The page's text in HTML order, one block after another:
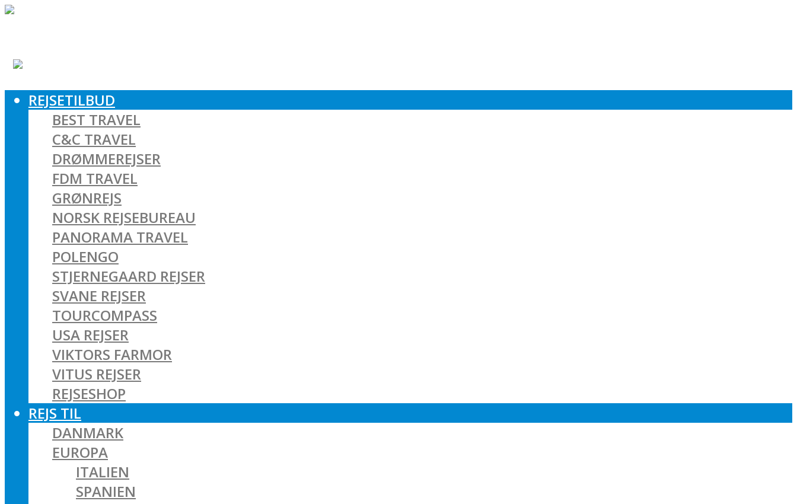
REJSETILBUD
BEST TRAVEL
C&C TRAVEL
DRØMMEREJSER
FDM TRAVEL
GRØNREJS
NORSK REJSEBUREAU
PANORAMA TRAVEL
POLENGO
STJERNEGAARD REJSER
SVANE REJSER
TOURCOMPASS
USA REJSER
VIKTORS FARMOR
VITUS REJSER
REJSESHOP
REJS TIL
DANMARK
EUROPA
ITALIEN
SPANIEN